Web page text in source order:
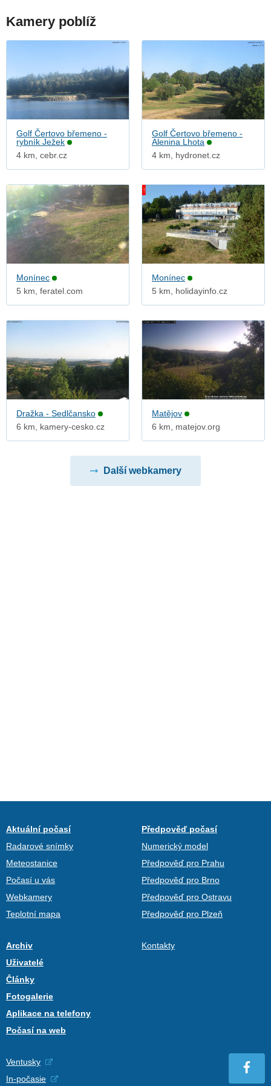
Kamery poblíž
Golf Čertovo břemeno -
rybník Ježek
4 km, cebr.cz
Golf Čertovo břemeno -
Alenina Lhota
4 km, hydronet.cz
Monínec
5 km, feratel.com
Monínec
5 km, holidayinfo.cz
Dražka - Sedlčansko
6 km, kamery-cesko.cz
Matějov
6 km, matejov.org
Další webkamery
Aktuální počasí
Radarové snímky
Meteostanice
Počasí u vás
Webkamery
Teplotní mapa
Předpověď počasí
Numerický model
Předpověď pro Prahu
Předpověď pro Brno
Předpověď pro Ostravu
Předpověď pro Plzeň
Archiv
Uživatelé
Články
Fotogalerie
Aplikace na telefony
Počasí na web
Kontakty
Ventusky
In-počasie